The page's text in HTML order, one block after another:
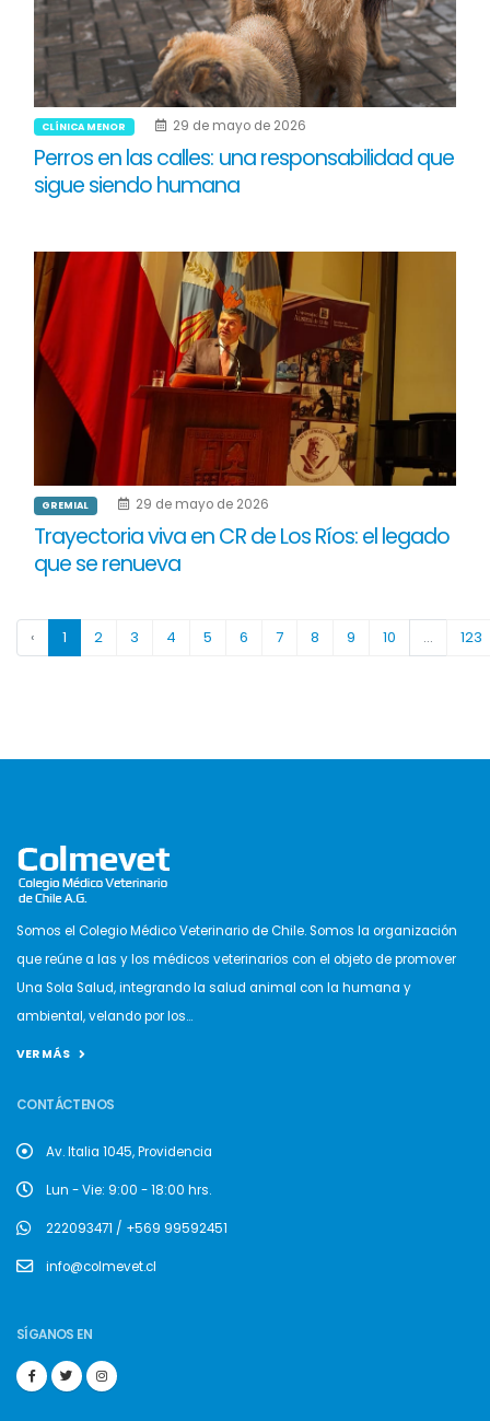
CLÍNICA MENOR 29 de mayo de 2026
Perros en las calles: una responsabilidad que
sigue siendo humana
GREMIAL 29 de mayo de 2026
Trayectoria viva en CR de Los Ríos: el legado
que se renueva
‹ 1 2 3 4 5 6 7 8 9 10 ... 123
Somos el Colegio Médico Veterinario de Chile. Somos la organización
que reúne a las y los médicos veterinarios con el objeto de promover
Una Sola Salud, integrando la salud animal con la humana y
ambiental, velando por los...
VER MÁS
CONTÁCTENOS
Av. Italia 1045, Providencia
Lun - Vie: 9:00 - 18:00 hrs.
222093471 / +569 99592451
info@colmevet.cl
SÍGANOS EN